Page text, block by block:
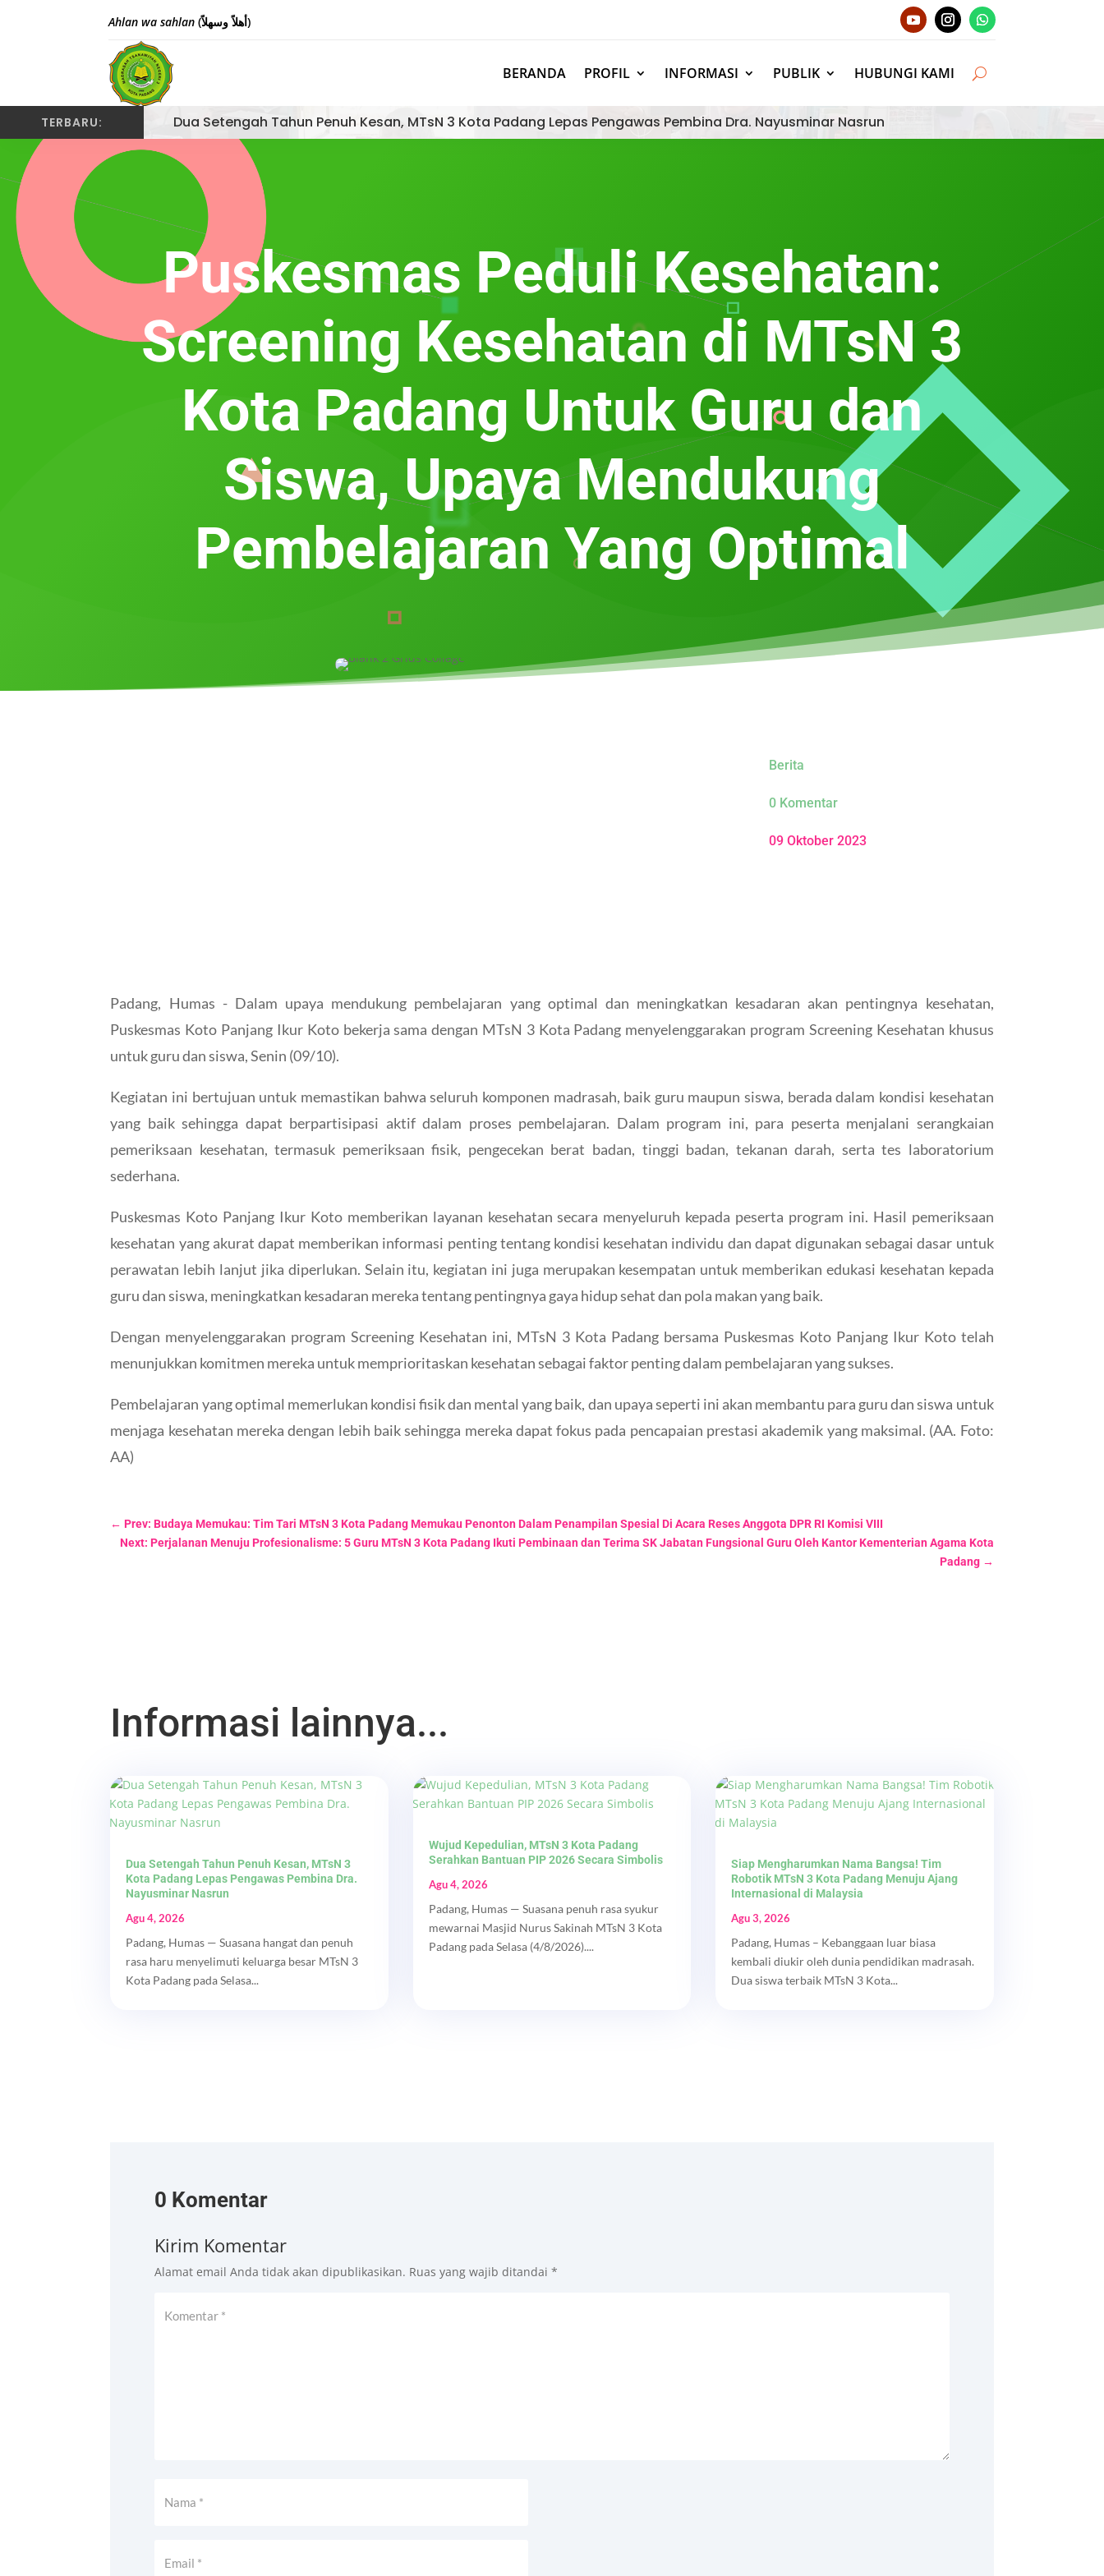
Ahlan wa sahlan (أهلاً وسهلاً)
BERANDA PROFIL INFORMASI PUBLIK HUBUNGI KAMI
TERBARU: Dua Setengah Tahun Penuh Kesan, MTsN 3 Kota Padang Lepas Pengawas Pembina Dra. Nayusminar Nasrun
Puskesmas Peduli Kesehatan:
Screening Kesehatan di MTsN 3
Kota Padang Untuk Guru dan
Siswa, Upaya Mendukung
Pembelajaran Yang Optimal
Berita
0 Komentar
09 Oktober 2023
Padang, Humas - Dalam upaya mendukung pembelajaran yang optimal dan meningkatkan kesadaran akan pentingnya kesehatan,
Puskesmas Koto Panjang Ikur Koto bekerja sama dengan MTsN 3 Kota Padang menyelenggarakan program Screening Kesehatan khusus
untuk guru dan siswa, Senin (09/10).
Kegiatan ini bertujuan untuk memastikan bahwa seluruh komponen madrasah, baik guru maupun siswa, berada dalam kondisi kesehatan
yang baik sehingga dapat berpartisipasi aktif dalam proses pembelajaran. Dalam program ini, para peserta menjalani serangkaian
pemeriksaan kesehatan, termasuk pemeriksaan fisik, pengecekan berat badan, tinggi badan, tekanan darah, serta tes laboratorium
sederhana.
Puskesmas Koto Panjang Ikur Koto memberikan layanan kesehatan secara menyeluruh kepada peserta program ini. Hasil pemeriksaan
kesehatan yang akurat dapat memberikan informasi penting tentang kondisi kesehatan individu dan dapat digunakan sebagai dasar untuk
perawatan lebih lanjut jika diperlukan. Selain itu, kegiatan ini juga merupakan kesempatan untuk memberikan edukasi kesehatan kepada
guru dan siswa, meningkatkan kesadaran mereka tentang pentingnya gaya hidup sehat dan pola makan yang baik.
Dengan menyelenggarakan program Screening Kesehatan ini, MTsN 3 Kota Padang bersama Puskesmas Koto Panjang Ikur Koto telah
menunjukkan komitmen mereka untuk memprioritaskan kesehatan sebagai faktor penting dalam pembelajaran yang sukses.
Pembelajaran yang optimal memerlukan kondisi fisik dan mental yang baik, dan upaya seperti ini akan membantu para guru dan siswa untuk
menjaga kesehatan mereka dengan lebih baik sehingga mereka dapat fokus pada pencapaian prestasi akademik yang maksimal. (AA. Foto:
AA)
←Prev: Budaya Memukau: Tim Tari MTsN 3 Kota Padang Memukau Penonton Dalam Penampilan Spesial Di Acara Reses Anggota DPR RI Komisi VIII
Next: Perjalanan Menuju Profesionalisme: 5 Guru MTsN 3 Kota Padang Ikuti Pembinaan dan Terima SK Jabatan Fungsional Guru Oleh Kantor Kementerian Agama Kota
Padang→
Informasi lainnya...
Dua Setengah Tahun Penuh Kesan, MTsN 3
Kota Padang Lepas Pengawas Pembina Dra.
Nayusminar Nasrun
Agu 4, 2026
Padang, Humas — Suasana hangat dan penuh
rasa haru menyelimuti keluarga besar MTsN 3
Kota Padang pada Selasa...
Wujud Kepedulian, MTsN 3 Kota Padang
Serahkan Bantuan PIP 2026 Secara Simbolis
Agu 4, 2026
Padang, Humas — Suasana penuh rasa syukur
mewarnai Masjid Nurus Sakinah MTsN 3 Kota
Padang pada Selasa (4/8/2026)....
Siap Mengharumkan Nama Bangsa! Tim
Robotik MTsN 3 Kota Padang Menuju Ajang
Internasional di Malaysia
Agu 3, 2026
Padang, Humas – Kebanggaan luar biasa
kembali diukir oleh dunia pendidikan madrasah.
Dua siswa terbaik MTsN 3 Kota...
0 Komentar
Kirim Komentar
Alamat email Anda tidak akan dipublikasikan. Ruas yang wajib ditandai*